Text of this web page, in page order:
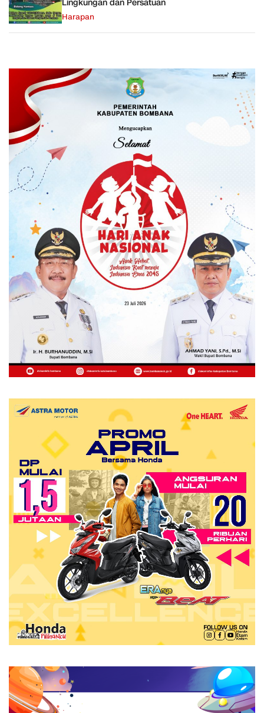
Lingkungan dan Persatuan
Harapan